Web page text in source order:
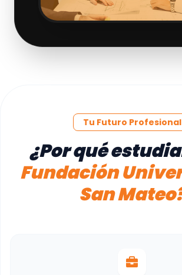
Transforma tu vida
Tu Futuro Profesional
¿Por qué
Fundación
San